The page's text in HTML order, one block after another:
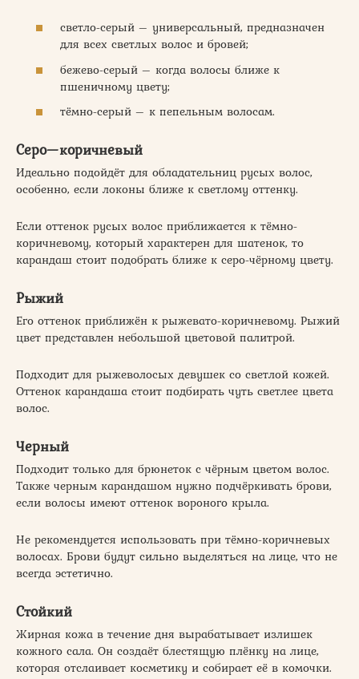
светло-серый – универсальный, предназначен
для всех светлых волос и бровей;
бежево-серый – когда волосы ближе к
пшеничному цвету;
тёмно-серый – к пепельным волосам.
Серо—коричневый
Идеально подойдёт для обладательниц русых волос,
особенно, если локоны ближе к светлому оттенку.
Если оттенок русых волос приближается к тёмно-
коричневому, который характерен для шатенок, то
карандаш стоит подобрать ближе к серо-чёрному цвету.
Рыжий
Его оттенок приближён к рыжевато-коричневому. Рыжий
цвет представлен небольшой цветовой палитрой.
Подходит для рыжеволосых девушек со светлой кожей.
Оттенок карандаша стоит подбирать чуть светлее цвета
волос.
Черный
Подходит только для брюнеток с чёрным цветом волос.
Также черным карандашом нужно подчёркивать брови,
если волосы имеют оттенок вороного крыла.
Не рекомендуется использовать при тёмно-коричневых
волосах. Брови будут сильно выделяться на лице, что не
всегда эстетично.
Стойкий
Жирная кожа в течение дня вырабатывает излишек
кожного сала. Он создаёт блестящую плёнку на лице,
которая отслаивает косметику и собирает её в комочки.